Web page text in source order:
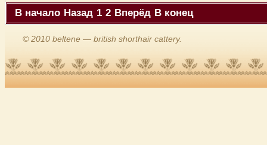
В начало Назад 1 2 Вперёд В конец
© 2010 beltene — british shorthair cattery.